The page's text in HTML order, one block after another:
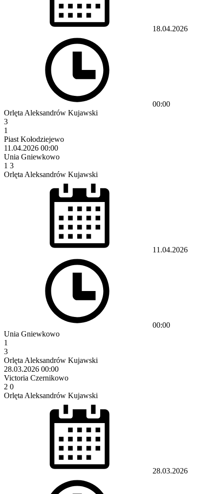
18.04.2026
00:00
Orlęta Aleksandrów Kujawski
3
1
Piast Kołodziejewo
11.04.2026 00:00
Unia Gniewkowo
1 3
Orlęta Aleksandrów Kujawski
11.04.2026
00:00
Unia Gniewkowo
1
3
Orlęta Aleksandrów Kujawski
28.03.2026 00:00
Victoria Czernikowo
2 0
Orlęta Aleksandrów Kujawski
28.03.2026